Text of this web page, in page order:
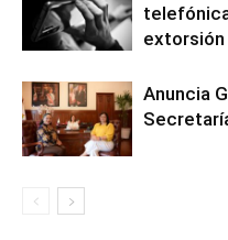
extorsión
Anuncia